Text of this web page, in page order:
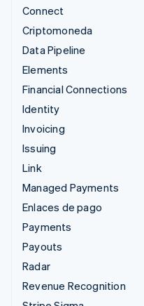
Connect
Criptomoneda
Data Pipeline
Elements
Financial Connections
Identity
Invoicing
Issuing
Link
Managed Payments
Enlaces de pago
Payments
Payouts
Radar
Revenue Recognition